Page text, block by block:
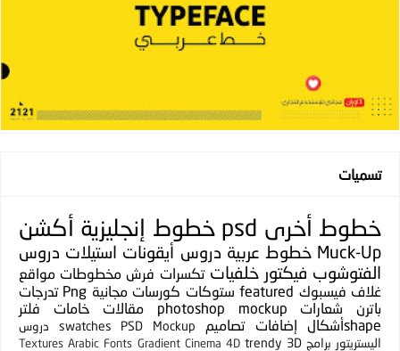
تسميات
خطوط أخرى psd خطوط إنجليزية أكشن
Muck-Up خطوط عربية دروس أيقونات استيلات دروس
الفتوشوب فيكتور خلفيات تكسرات فرش مخطوطات مواقع
غلاف فيسبوك featured ستوكات كورسات مجانية Png تدرجات
باترن
شعارات photoshop mockup مقالات خامات
فلتر
shapeأشكال
إضافات تصاميم PSD Mockup
swatches
دروس
اليستريتور برامج 3D
trendy
Cinema 4D
Gradient
Arabic Fonts
Textures